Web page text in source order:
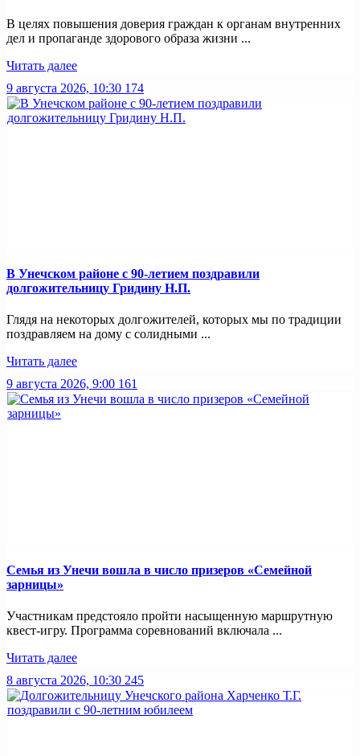
В целях повышения доверия граждан к органам внутренних
дел и пропаганде здорового образа жизни ...
Читать далее
9 августа 2026, 10:30 174
В Унечском районе с 90-летием поздравили
долгожительницу Гридину Н.П.
Глядя на некоторых долгожителей, которых мы по традиции
поздравляем на дому с солидными ...
Читать далее
9 августа 2026, 9:00 161
Семья из Унечи вошла в число призеров «Семейной
зарницы»
Участникам предстояло пройти насыщенную маршрутную
квест-игру. Программа соревнований включала ...
Читать далее
8 августа 2026, 10:30 245